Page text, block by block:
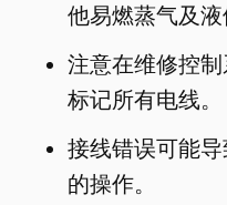
他易燃蒸气及液
注意在维修控
标记所有电线。
接线错误可能
的操作。